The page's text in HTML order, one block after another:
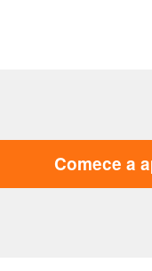
Comece a